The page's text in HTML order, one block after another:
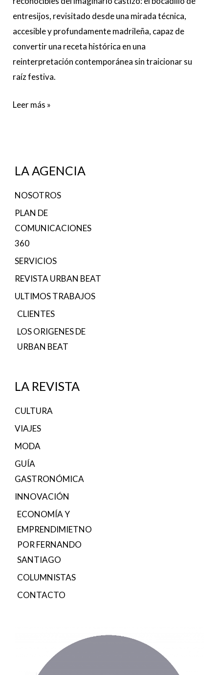
entresijos, revisitado desde una mirada técnica,
accesible y profundamente madrileña, capaz de
convertir una receta histórica en una
reinterpretación contemporánea sin traicionar su
raíz festiva.
Leer más »
LA AGENCIA
NOSOTROS
PLAN DE
COMUNICACIONES
360
SERVICIOS
REVISTA URBAN BEAT
ULTIMOS TRABAJOS
CLIENTES
LOS ORIGENES DE
URBAN BEAT
LA REVISTA
CULTURA
VIAJES
MODA
GUÍA
GASTRONÓMICA
INNOVACIÓN
ECONOMÍA Y
EMPRENDIMIETNO
POR FERNANDO
SANTIAGO
COLUMNISTAS
CONTACTO